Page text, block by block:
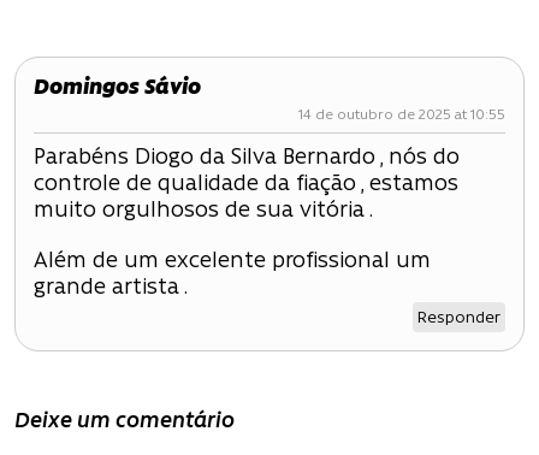
d
e
P
o
Domingos Sávio
14 de outubro de 2025 at 10:55
Parabéns Diogo da Silva Bernardo , nós do
controle de qualidade da fiação , estamos
muito orgulhosos de sua vitória .
Além de um excelente profissional um
grande artista .
Responder
Deixe um comentário